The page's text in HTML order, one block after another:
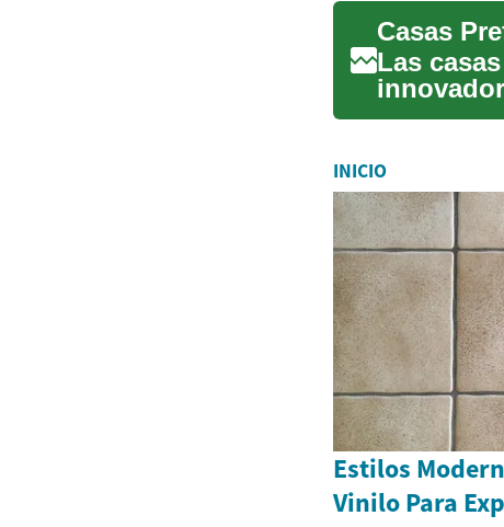
Las
INICIO
Estilos
Vinilo Para